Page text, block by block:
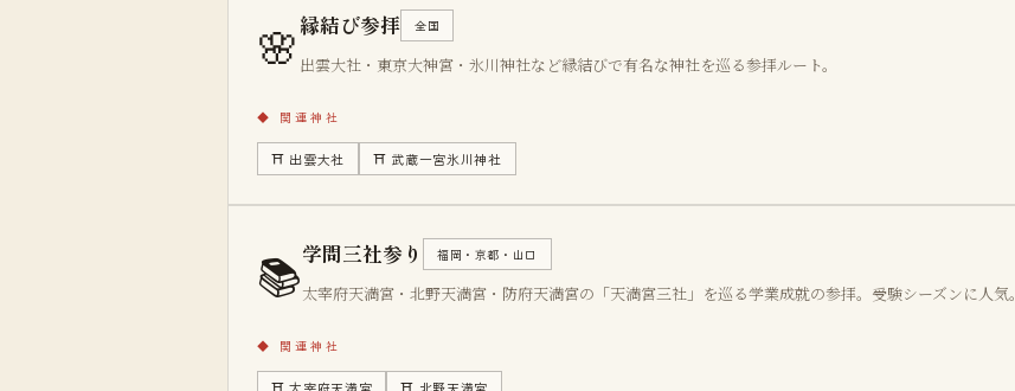
🌸 縁結び参拝 全国
出雲大社・東京大神宮・氷川神社など縁結びで有名な神社を巡る参拝ルート。
◆ 関連神社
⛩ 出雲大社 ⛩ 武蔵一宮氷川神社
📚学問三社参り 福岡・京都・山口
太宰府天満宮・北野天満宮・防府天満宮の「天満宮三社」を巡る学業成就の参拝。受験シーズンに人気。
◆ 関連神社